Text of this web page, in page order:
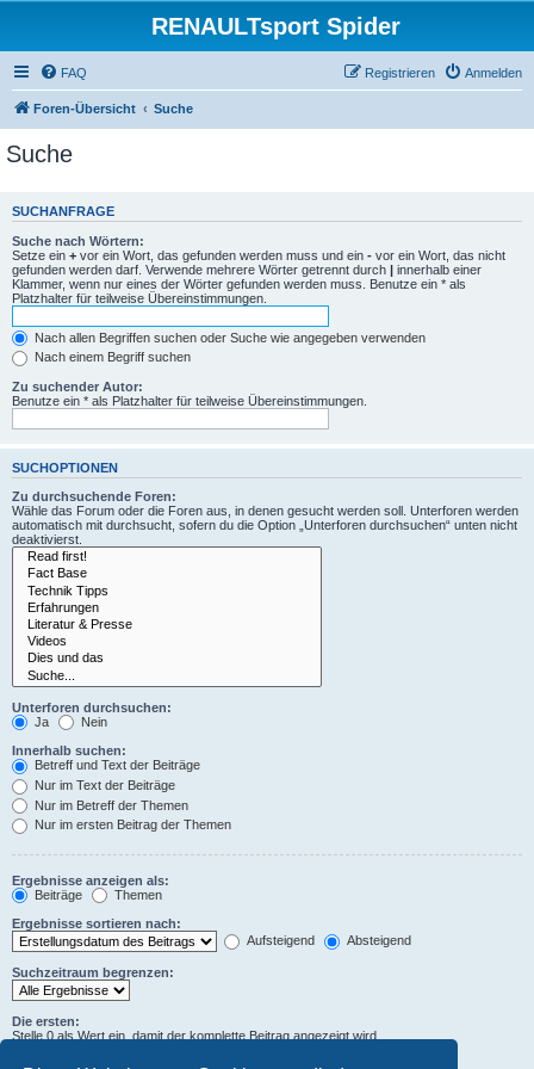
RENAULTsport Spider
FAQ Anmelden
Registrieren
Foren-Übersicht Suche
Suche
SUCHANFRAGE
Suche nach Wörtern:
Setze ein + vor ein Wort, das gefunden werden muss und ein - vor ein Wort, das nicht
gefunden werden darf. Verwende mehrere Wörter getrennt durch | innerhalb einer
Klammer, wenn nur eines der Wörter gefunden werden muss. Benutze ein * als
Platzhalter für teilweise Übereinstimmungen.
Nach allen Begriffen suchen oder Suche wie angegeben verwenden
Nach einem Begriff suchen
Zu suchender Autor:
Benutze ein * als Platzhalter für teilweise Übereinstimmungen.
SUCHOPTIONEN
Zu durchsuchende Foren:
Wähle das Forum oder die Foren aus, in denen gesucht werden soll. Unterforen werden
automatisch mit durchsucht, sofern du die Option „Unterforen durchsuchen“ unten nicht
deaktivierst.
Unterforen durchsuchen:
Ja
Nein
Innerhalb suchen:
Betreff und Text der Beiträge
Nur im Text der Beiträge
Nur im Betreff der Themen
Nur im ersten Beitrag der Themen
Ergebnisse anzeigen als:
Beiträge
Themen
Ergebnisse sortieren nach:
Aufsteigend
Absteigend
Suchzeitraum begrenzen:
Die ersten:
Stelle 0 als Wert ein, damit der komplette Beitrag angezeigt wird.